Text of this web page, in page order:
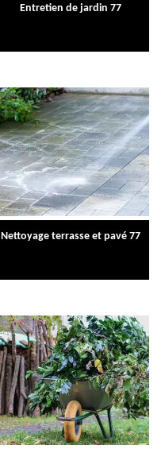
Entretien de jardin 77
Nettoyage terrasse et pavé 77